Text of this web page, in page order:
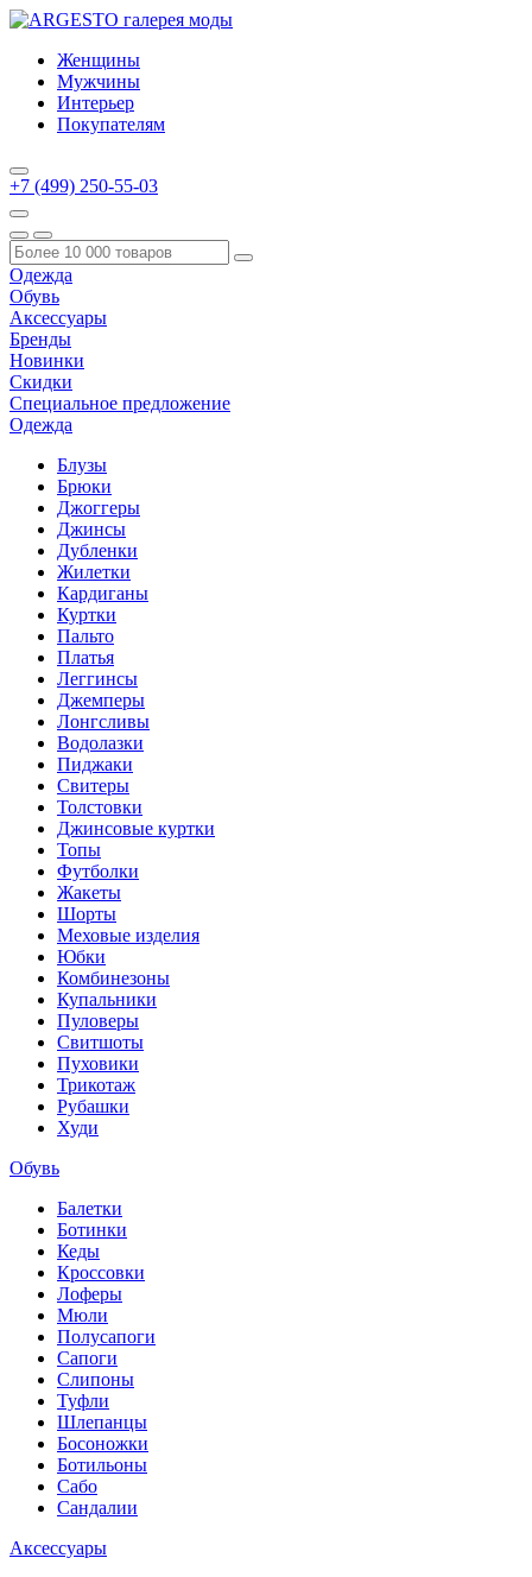
Женщины
Мужчины
Интерьер
Покупателям
+7 (499) 250-55-03
Одежда
Обувь
Аксессуары
Бренды
Новинки
Скидки
Специальное предложение
Одежда
Блузы
Брюки
Джоггеры
Джинсы
Дубленки
Жилетки
Кардиганы
Куртки
Пальто
Платья
Леггинсы
Джемперы
Лонгсливы
Водолазки
Пиджаки
Свитеры
Толстовки
Джинсовые куртки
Топы
Футболки
Жакеты
Шорты
Меховые изделия
Юбки
Комбинезоны
Купальники
Пуловеры
Свитшоты
Пуховики
Трикотаж
Рубашки
Худи
Обувь
Балетки
Ботинки
Кеды
Кроссовки
Лоферы
Мюли
Полусапоги
Сапоги
Слипоны
Туфли
Шлепанцы
Босоножки
Ботильоны
Сабо
Сандалии
Аксессуары